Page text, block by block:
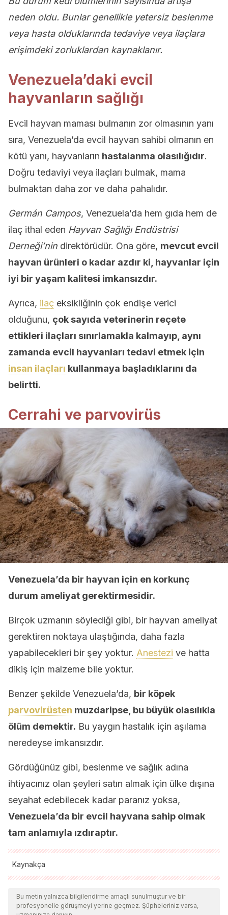
neden oldu. Bunlar genellikle yetersiz beslenme
veya hasta olduklarında tedaviye veya ilaçlara
erişimdeki zorluklardan kaynaklanır.
Venezuela’daki evcil
hayvanların sağlığı
Evcil hayvan maması bulmanın zor olmasının yanı
sıra, Venezuela’da evcil hayvan sahibi olmanın en
kötü yanı, hayvanların hastalanma olasılığıdır.
Doğru tedaviyi veya ilaçları bulmak, mama
bulmaktan daha zor ve daha pahalıdır.
Germán Campos, Venezuela’da hem gıda hem de
ilaç ithal eden Hayvan Sağlığı Endüstrisi
Derneği’nin direktörüdür. Ona göre, mevcut evcil
hayvan ürünleri o kadar azdır ki, hayvanlar için
iyi bir yaşam kalitesi imkansızdır.
Ayrıca, ilaç eksikliğinin çok endişe verici
olduğunu, çok sayıda veterinerin reçete
ettikleri ilaçları sınırlamakla kalmayıp, aynı
zamanda evcil hayvanları tedavi etmek için
insan ilaçları kullanmaya başladıklarını da
belirtti.
Cerrahi ve parvovirüs
Venezuela’da bir hayvan için en korkunç
durum ameliyat gerektirmesidir.
Birçok uzmanın söylediği gibi, bir hayvan ameliyat
gerektiren noktaya ulaştığında, daha fazla
yapabilecekleri bir şey yoktur. Anestezi ve hatta
dikiş için malzeme bile yoktur.
Benzer şekilde Venezuela’da, bir köpek
parvovirüsten muzdaripse, bu büyük olasılıkla
ölüm demektir. Bu yaygın hastalık için aşılama
neredeyse imkansızdır.
Gördüğünüz gibi, beslenme ve sağlık adına
ihtiyacınız olan şeyleri satın almak için ülke dışına
seyahat edebilecek kadar paranız yoksa,
Venezuela’da bir evcil hayvana sahip olmak
tam anlamıyla ızdıraptır.
Kaynakça
Tüm alıntı yapılan kaynaklar, kalitelerini, güvenilirliklerini,
güncelliklerini ve geçerliliklerini sağlamak için ekibimiz
tarafından derinlemesine incelendi. Bu makalenin bibliyografisi
Bu metin yalnızca bilgilendirme amaçlı sunulmuştur ve bir
profesyonelle görüşmeyi yerine geçmez. Şüpheleriniz varsa,